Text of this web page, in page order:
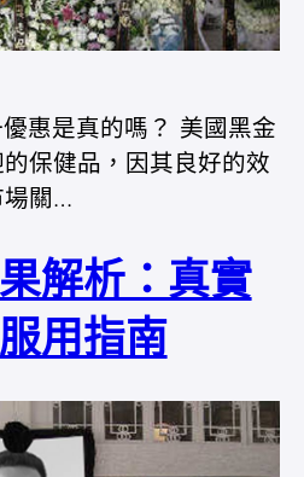
惠是真的嗎？ 美國黑金
保健品，因其良好的效
場關…
解析：真實
用指南